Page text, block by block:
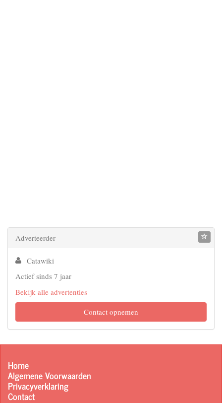
Adverteerder
Catawiki
Actief sinds 7 jaar
Bekijk alle advertenties
Contact opnemen
Home
Algemene Voorwaarden
Privacyverklaring
Contact